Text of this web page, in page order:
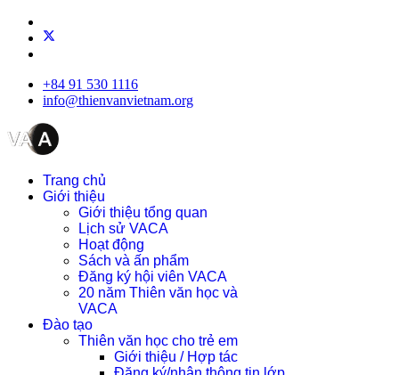
+84 91 530 1116
info@thienvanvietnam.org
Trang chủ
Giới thiệu
Giới thiệu tổng quan
Lịch sử VACA
Hoạt động
Sách và ấn phẩm
Đăng ký hội viên VACA
20 năm Thiên văn học và
VACA
Đào tạo
Thiên văn học cho trẻ em
Giới thiệu / Hợp tác